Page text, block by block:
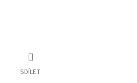
SDÍLET